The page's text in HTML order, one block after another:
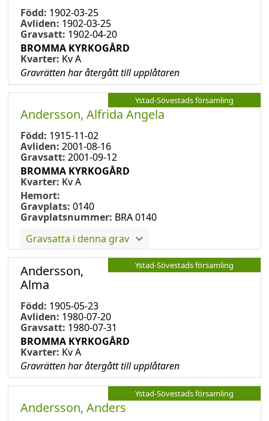
Född: 1902-03-25
Avliden: 1902-03-25
Gravsatt: 1902-04-20
BROMMA KYRKOGÅRD
Kvarter: Kv A
Gravrätten har återgått till upplåtaren
Ystad-Sövestads församling
Andersson, Alfrida Angela
Född: 1915-11-02
Avliden: 2001-08-16
Gravsatt: 2001-09-12
BROMMA KYRKOGÅRD
Kvarter: Kv A
Hemort:
Gravplats: 0140
Gravplatsnummer: BRA 0140
Gravsatta i denna grav
Ystad-Sövestads församling
Andersson,
Alma
Född: 1905-05-23
Avliden: 1980-07-20
Gravsatt: 1980-07-31
BROMMA KYRKOGÅRD
Kvarter: Kv A
Gravrätten har återgått till upplåtaren
Ystad-Sövestads församling
Andersson, Anders